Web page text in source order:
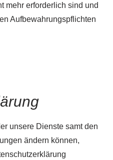
mehr erforderlich sind und
Aufbewahrungspflichten
unsere Dienste samt den
ändern können,